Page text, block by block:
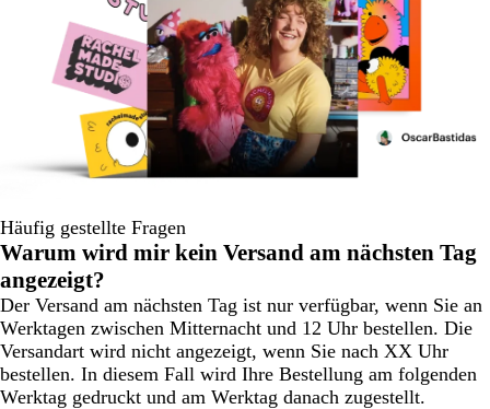
Häufig gestellte Fragen
Warum wird mir kein Versand am nächsten Tag
angezeigt?
Der Versand am nächsten Tag ist nur verfügbar, wenn Sie an
Werktagen zwischen Mitternacht und 12 Uhr bestellen. Die
Versandart wird nicht angezeigt, wenn Sie nach XX Uhr
bestellen. In diesem Fall wird Ihre Bestellung am folgenden
Werktag gedruckt und am Werktag danach zugestellt.